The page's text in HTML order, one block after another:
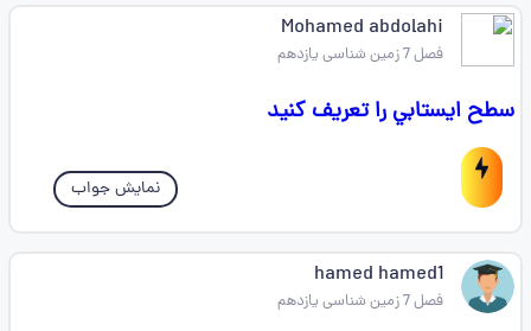
Mohamed abdolahi
فصل 7 زمین شناسی یازدهم
سطح ايستابي را تعريف كنيد
نمایش جواب
hamed hamed1
فصل 7 زمین شناسی یازدهم